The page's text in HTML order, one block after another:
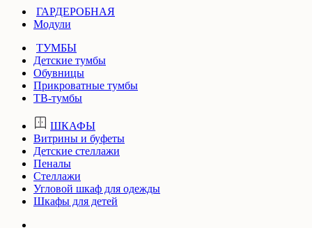
ГАРДЕРОБНАЯ
Модули
ТУМБЫ
Детские тумбы
Обувницы
Прикроватные тумбы
ТВ-тумбы
ШКАФЫ
Витрины и буфеты
Детские стеллажи
Пеналы
Стеллажи
Угловой шкаф для одежды
Шкафы для детей